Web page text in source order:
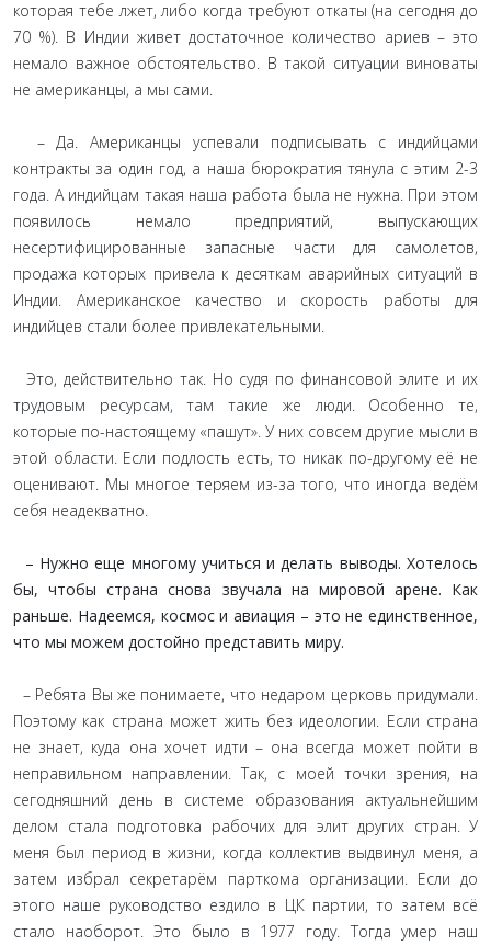
которая тебе лжет, либо когда требуют откаты (на сегодня до
70 %). В Индии живет достаточное количество ариев – это
немало важное обстоятельство. В такой ситуации виноваты
не американцы, а мы сами.
– Да. Американцы успевали подписывать с индийцами
контракты за один год, а наша бюрократия тянула с этим 2-3
года. А индийцам такая наша работа была не нужна. При этом
появилось немало предприятий, выпускающих
несертифицированные запасные части для самолетов,
продажа которых привела к десяткам аварийных ситуаций в
Индии. Американское качество и скорость работы для
индийцев стали более привлекательными.
Это, действительно так. Но судя по финансовой элите и их
трудовым ресурсам, там такие же люди. Особенно те,
которые по-настоящему «пашут». У них совсем другие мысли в
этой области. Если подлость есть, то никак по-другому её не
оценивают. Мы многое теряем из-за того, что иногда ведём
себя неадекватно.
– Нужно еще многому учиться и делать выводы. Хотелось
бы, чтобы страна снова звучала на мировой арене. Как
раньше. Надеемся, космос и авиация – это не единственное,
что мы можем достойно представить миру.
– Ребята Вы же понимаете, что недаром церковь придумали.
Поэтому как страна может жить без идеологии. Если страна
не знает, куда она хочет идти – она всегда может пойти в
неправильном направлении. Так, с моей точки зрения, на
сегодняшний день в системе образования актуальнейшим
делом стала подготовка рабочих для элит других стран. У
меня был период в жизни, когда коллектив выдвинул меня, а
затем избрал секретарём парткома организации. Если до
этого наше руководство ездило в ЦК партии, то затем всё
стало наоборот. Это было в 1977 году. Тогда умер наш